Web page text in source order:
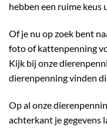
hebben een ruime
Of je nu op zoek bent
foto of kattenpenning
Kijk bij onze
dierenpenning vinden
Op al onze
achterkant je gegevens